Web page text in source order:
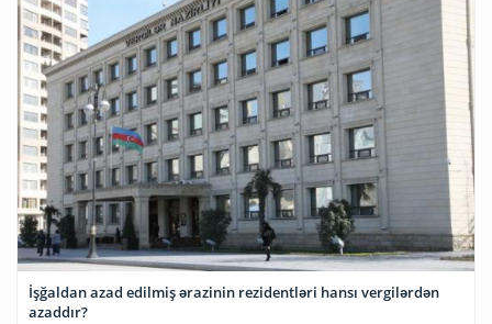
İşğaldan azad edilmiş ərazinin rezidentləri hansı vergilərdən
azaddır?